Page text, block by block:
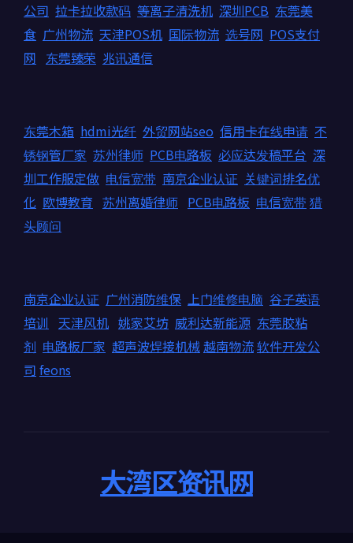
公司 拉卡拉收款码 等离子清洗机 深圳PCB 东莞美
食 广州物流 天津POS机 国际物流 选号网 POS支付
网 东莞臻荣 兆讯通信
东莞木箱 hdmi光纤 外贸网站seo 信用卡在线申请 不
锈钢管厂家 苏州律师 PCB电路板 必应达发稿平台 深
圳工作服定做 电信宽带 南京企业认证 关键词排名优
化 欧博教育 苏州离婚律师 PCB电路板 电信宽带猎
头顾问
南京企业认证 广州消防维保 上门维修电脑 谷子英语
培训 天津风机 姚家艾坊 威利达新能源 东莞胶粘
剂 电路板厂家 超声波焊接机械越南物流软件开发公
司 feons
大湾区资讯网